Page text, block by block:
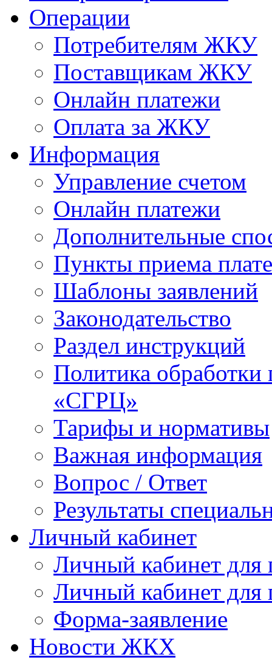
Операции
Потребителям ЖКУ
Поставщикам ЖКУ
Онлайн платежи
Оплата за ЖКУ
Информация
Управление счетом
Онлайн платежи
Дополнительные
Пункты приема
Шаблоны заявлений
Законодательство
Раздел инструкций
Политика
«СГРЦ»
Тарифы и нормативы
Важная информация
Вопрос / Ответ
Результаты
Личный кабинет
Личный кабинет
Личный кабинет
Форма-заявление
Новости ЖКХ